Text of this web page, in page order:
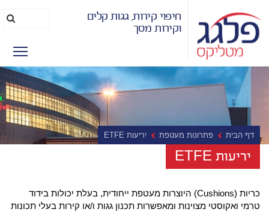
חיפוי קירות, גגות קלים
וקירות מסך
דף הבית פתרונות מעטפת יריעות ETFE
יריעות ETFE
כריות (Cushions) היוצרות מעטפת ייחודית, בעלת יכולות בידוד
טרמי ואקוסטי מצוינות ומאפשרות תכנון גגות ו/או קירות בעלי תכונות